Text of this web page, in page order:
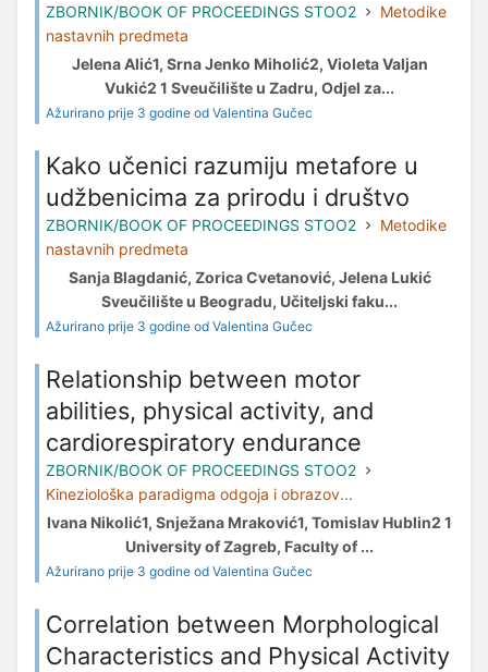
ZBORNIK/BOOK OF PROCEEDINGS STOO2
Metodike
nastavnih predmeta
Jelena Alić1, Srna Jenko Miholić2, Violeta Valjan
Vukić2 1 Sveučilište u Zadru, Odjel za...
Ažurirano prije 3 godine od Valentina Gučec
Kako učenici razumiju metafore u
udžbenicima za prirodu i društvo
ZBORNIK/BOOK OF PROCEEDINGS STOO2
Metodike
nastavnih predmeta
Sanja Blagdanić, Zorica Cvetanović, Jelena Lukić
Sveučilište u Beogradu, Učiteljski faku...
Ažurirano prije 3 godine od Valentina Gučec
Relationship between motor
abilities, physical activity, and
cardiorespiratory endurance
ZBORNIK/BOOK OF PROCEEDINGS STOO2
Kineziološka paradigma odgoja i obrazov...
Ivana Nikolić1, Snježana Mraković1, Tomislav Hublin2 1
University of Zagreb, Faculty of ...
Ažurirano prije 3 godine od Valentina Gučec
Correlation between Morphological
Characteristics and Physical Activity